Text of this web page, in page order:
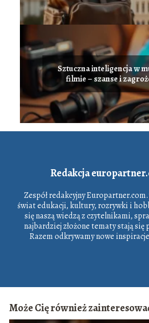
Sztuczna inteligencja w
filmie – szanse i
Redakcja
Zespół redakcyjny
świat edukacji, kultury, rozrywki i
się naszą wiedzą z czytelnikami,
najbardziej złożone tematy stają
Razem odkrywamy nowe
Może Cię również